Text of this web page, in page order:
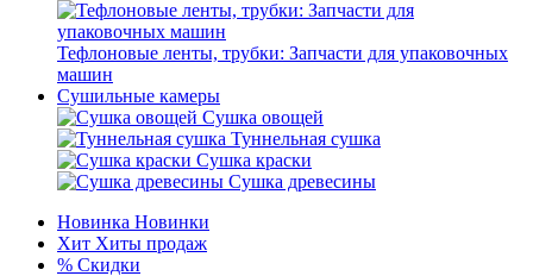
Тефлоновые ленты, трубки: Запчасти для упаковочных
машин
Сушильные камеры
Сушка овощей
Туннельная сушка
Сушка краски
Сушка древесины
Новинка Новинки
Хит Хиты продаж
% Скидки